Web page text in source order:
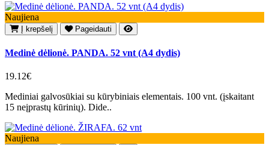
Naujiena
Į krepšelį Pageidauti
Medinė dėlionė. PANDA. 52 vnt (A4 dydis)
19.12€
Mediniai galvosūkiai su kūrybiniais elementais. 100 vnt. (įskaitant
15 neįprastų kūrinių). Dide..
Naujiena